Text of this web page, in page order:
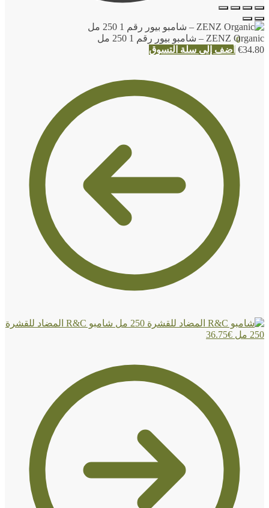
€0.00
0
ZENZ Organic – شامبو بيور رقم 1 250 مل
€34.80 أضف إلى سلة التسوق
شامبو R&C المضاد للقشرة
250 مل
€
36.75